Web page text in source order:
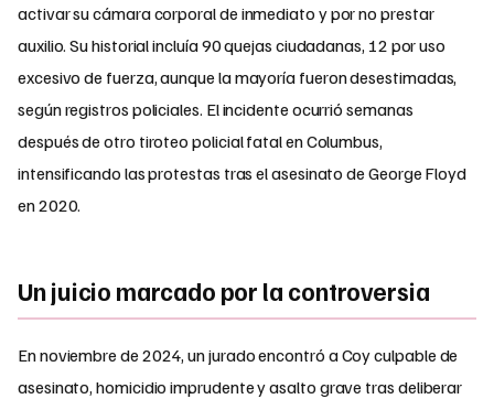
activar su cámara corporal de inmediato y por no prestar
auxilio. Su historial incluía 90 quejas ciudadanas, 12 por uso
excesivo de fuerza, aunque la mayoría fueron desestimadas,
según registros policiales. El incidente ocurrió semanas
después de otro tiroteo policial fatal en Columbus,
intensificando las protestas tras el asesinato de George Floyd
en 2020.
Un juicio marcado por la controversia
En noviembre de 2024, un jurado encontró a Coy culpable de
asesinato, homicidio imprudente y asalto grave tras deliberar